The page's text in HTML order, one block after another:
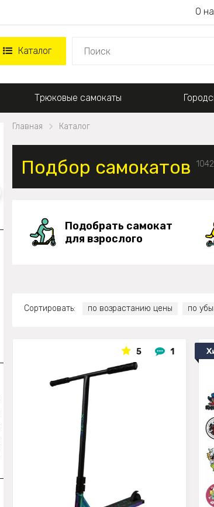
О
Каталог
Трюковые самокаты
Главная Каталог
Подбор самокатов
Подобрать самокат
для взрослого
Сортировать: по возрастанию цены по
5 1